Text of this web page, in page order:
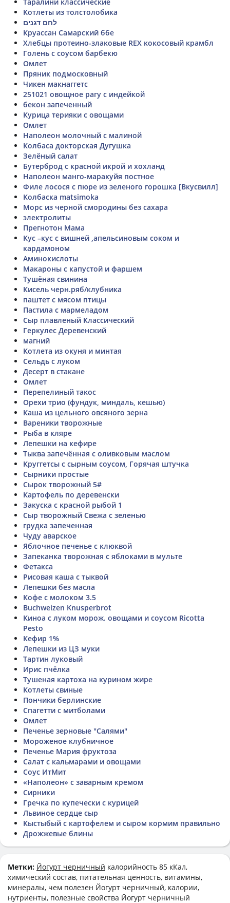
Котлеты из толстолобика
לחם דגנים
Круассан Самарский ббе
Хлебцы протеино-злаковые REX кокосовый крамбл
Голень с соусом барбекю
Омлет
Пряник подмосковный
Чикен макнаггетс
251021 овощное рагу с индейкой
бекон запеченный
Курица терияки с овощами
Омлет
Наполеон молочный с малиной
Колбаса докторская Дугушка
Зелёный салат
Бутерброд с красной икрой и хохланд
Наполеон манго-маракуйя постное
Филе лосося с пюре из зеленого горошка [Вкусвилл]
Колбаска matsimoka
Морс из черной смородины без сахара
электролиты
Прегнотон Мама
Кус –кус с вишней ,апельсиновым соком и
кардамоном
Аминокислоты
Макароны с капустой и фаршем
Тушёная свинина
Кисель черн.ряб/клубника
паштет с мясом птицы
Пастила с мармеладом
Сыр плавленый Классический
Геркулес Деревенский
магний
Котлета из окуня и минтая
Сельдь с луком
Десерт в стакане
Омлет
Перепелиный такос
Орехи трио (фундук, миндаль, кешью)
Каша из цельного овсяного зерна
Вареники творожные
Рыба в кляре
Лепешки на кефире
Тыква запечённая с оливковым маслом
Круггетсы с сырным соусом, Горячая штучка
Сырники простые
Сырок творожный 5#
Картофель по деревенски
Закуска с красной рыбой 1
Сыр творожный Свежа с зеленью
грудка запеченная
Чуду аварское
Яблочное печенье с клюквой
Запеканка творожная с яблоками в мульте
Фетакса
Рисовая каша с тыквой
Лепешки без масла
Кофе с молоком 3.5
Buchweizen Knusperbrot
Киноа с луком морож. овощами и соусом Ricotta
Pesto
Кефир 1%
Лепешки из ЦЗ муки
Тартин луковый
Ирис пчёлка
Тушеная картоха на курином жире
Котлеты свиные
Пончики берлинские
Спагетти с митболами
Омлет
Печенье зерновые "Салями"
Мороженое клубничное
Печенье Мария фруктоза
Салат с кальмарами и овощами
Соус ИтМит
«Наполеон» с заварным кремом
Сирники
Гречка по купечески с курицей
Львиное сердце сыр
Кыстыбый с картофелем и сыром кормим правильно
Дрожжевые блины
Метки: Йогурт черничный калорийность 85 кКал,
химический состав, питательная ценность, витамины,
минералы, чем полезен Йогурт черничный, калории,
нутриенты, полезные свойства Йогурт черничный